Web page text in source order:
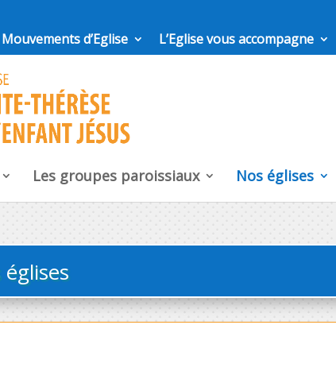
Mouvements d’Eglise L’Eglise vous accompagne
Les groupes paroissiaux Nos églises
églises